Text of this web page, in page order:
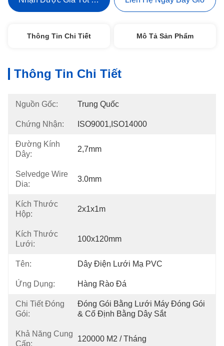
Thông Tin Chi Tiết Mô Tả Sản Phẩm
Thông Tin Chi Tiết
Nguồn Gốc: Trung Quốc
Chứng Nhận: ISO9001,ISO14000
Đường Kính
Dây:
2,7mm
Selvedge Wire
Dia:
3.0mm
Kích Thước
Hộp:
2x1x1m
Kích Thước
Lưới:
100x120mm
Tên: Dây Điện Lưới Mạ PVC
Ứng Dụng: Hàng Rào Đá
Chi Tiết Đóng
Gói:
Đóng Gói Bằng Lưới Máy Đóng Gói
& Cố Định Bằng Dây Sắt
Khả Năng Cung
Cấp:
120000 M2 / Tháng